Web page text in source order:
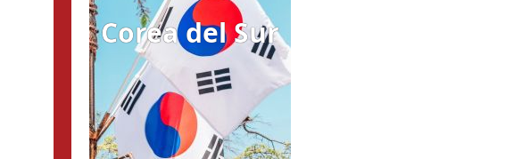
Corea del Sur